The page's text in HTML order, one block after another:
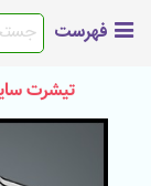
فهرست
تیشرت